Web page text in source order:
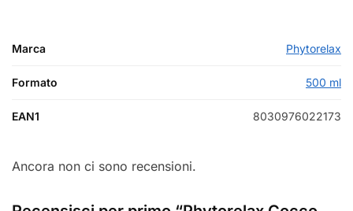
Marca Phytorelax
Formato 500 ml
EAN1 8030976022173
Ancora non ci sono recensioni.